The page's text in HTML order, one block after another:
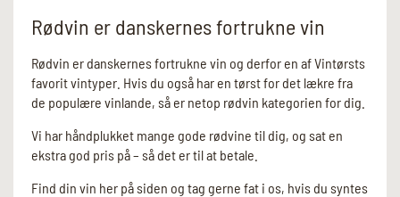
Rødvin er danskernes fortrukne vin
Rødvin er danskernes fortrukne vin og derfor en af Vintørsts
favorit vintyper. Hvis du også har en tørst for det lækre fra
de populære vinlande, så er netop rødvin kategorien for dig.
Vi har håndplukket mange gode rødvine til dig, og sat en
ekstra god pris på – så det er til at betale.
Find din vin her på siden og tag gerne fat i os, hvis du syntes